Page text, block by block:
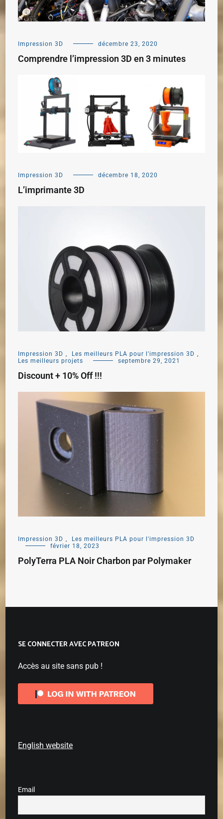
Impression 3D décembre 23, 2020
Comprendre l’impression 3D en 3 minutes
Impression 3D décembre 18, 2020
L’imprimante 3D
Impression 3D Les meilleurs PLA pour l'impression 3D
Les meilleurs projets
septembre 29, 2021
Discount + 10% Off !!!
Impression 3D ,
Les meilleurs PLA pour l'impression 3D
février 18, 2023
PolyTerra PLA Noir Charbon par Polymaker
SE CONNECTER AVEC PATREON
Accès au site sans pub !
English website
Email